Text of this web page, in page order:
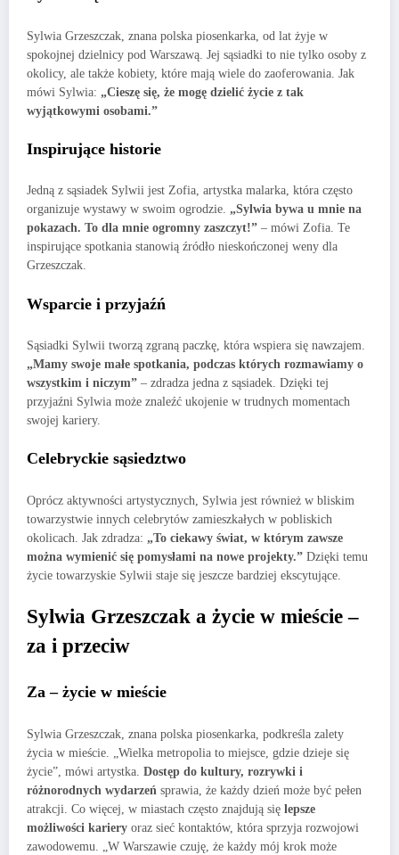
Sylwia Grzeszczak, znana polska piosenkarka, od lat żyje w
spokojnej dzielnicy pod Warszawą. Jej sąsiadki to nie tylko osoby z
okolicy, ale także kobiety, które mają wiele do zaoferowania. Jak
mówi Sylwia: „Cieszę się, że mogę dzielić życie z tak
wyjątkowymi osobami.”
Inspirujące historie
Jedną z sąsiadek Sylwii jest Zofia, artystka malarka, która często
organizuje wystawy w swoim ogrodzie. „Sylwia bywa u mnie na
pokazach. To dla mnie ogromny zaszczyt!” – mówi Zofia. Te
inspirujące spotkania stanowią źródło nieskończonej weny dla
Grzeszczak.
Wsparcie i przyjaźń
Sąsiadki Sylwii tworzą zgraną paczkę, która wspiera się nawzajem.
„Mamy swoje małe spotkania, podczas których rozmawiamy o
wszystkim i niczym” – zdradza jedna z sąsiadek. Dzięki tej
przyjaźni Sylwia może znaleźć ukojenie w trudnych momentach
swojej kariery.
Celebryckie sąsiedztwo
Oprócz aktywności artystycznych, Sylwia jest również w bliskim
towarzystwie innych celebrytów zamieszkałych w pobliskich
okolicach. Jak zdradza: „To ciekawy świat, w którym zawsze
można wymienić się pomysłami na nowe projekty.” Dzięki temu
życie towarzyskie Sylwii staje się jeszcze bardziej ekscytujące.
Sylwia Grzeszczak a życie w mieście –
za i przeciw
Za – życie w mieście
Sylwia Grzeszczak, znana polska piosenkarka, podkreśla zalety
życia w mieście. „Wielka metropolia to miejsce, gdzie dzieje się
życie”, mówi artystka. Dostęp do kultury, rozrywki i
różnorodnych wydarzeń sprawia, że każdy dzień może być pełen
atrakcji. Co więcej, w miastach często znajdują się lepsze
możliwości kariery oraz sieć kontaktów, która sprzyja rozwojowi
zawodowemu. „W Warszawie czuję, że każdy mój krok może